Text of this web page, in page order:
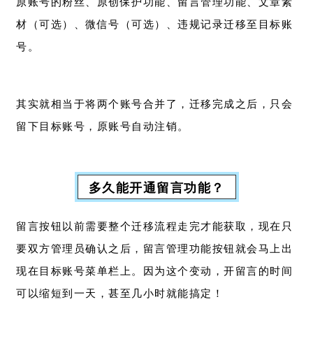
材（可选）、微信号（可选）、违规记录迁移至目标账
号。
其实就相当于将两个账号合并了，迁移完成之后，只会
留下目标账号，原账号自动注销。
多久能开通留言功能？
留言按钮以前需要整个迁移流程走完才能获取，现在只
要双方管理员确认之后，留言管理功能按钮就会马上出
现在目标账号菜单栏上。因为这个变动，开留言的时间
可以缩短到一天，甚至几小时就能搞定！